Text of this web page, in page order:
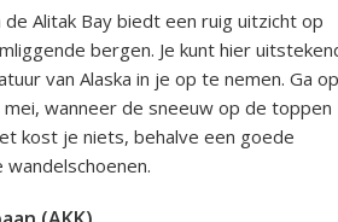
Alitak Bay biedt een ruig uitzicht op
bergen. Je kunt hier
van Alaska in je op te nemen. Ga op
wanneer de sneeuw op de toppen
kost je niets, behalve een goede